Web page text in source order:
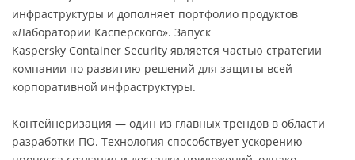
инфраструктуры и дополняет портфолио продуктов
«Лаборатории Касперского». Запуск
Kaspersky Container Security является частью стратегии
компании по развитию решений для защиты всей
корпоративной инфраструктуры.
Контейнеризация — один из главных трендов в области
разработки ПО. Технология способствует ускорению